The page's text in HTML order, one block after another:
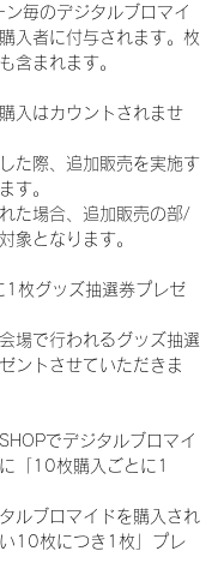
毎のデジタルブロマイ
入者に付与されます。枚
含まれます。
入はカウントされませ
た際、追加販売を実施す
す。
た場合、追加販売の部/
象となります。
枚グッズ抽選券プレゼ
場で行われるグッズ抽選
ントさせていただきま
でデジタルブロマイ
「10枚購入ごとに1
ルブロマイドを購入され
10枚につき1枚」プレ